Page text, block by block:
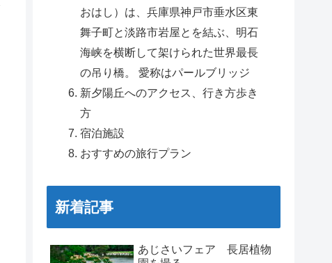
おはし）は、兵庫県神戸市垂水区東
舞子町と淡路市岩屋とを結ぶ、明石
海峡を横断して架けられた世界最長
の吊り橋。 愛称はパールブリッジ
新夕陽丘へのアクセス、行き方歩き
方
宿泊施設
おすすめの旅行プラン
新着記事
あじさいフェア 長居植物